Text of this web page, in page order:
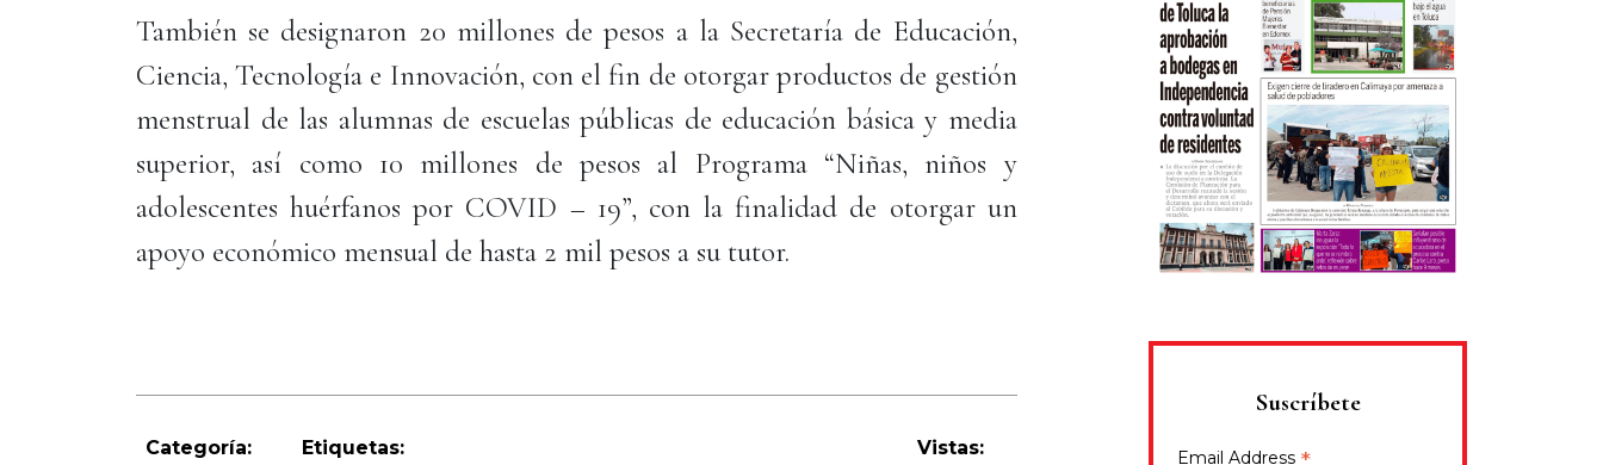
También se designaron 20 millones de pesos a la Secretaría de Educación,
Ciencia, Tecnología e Innovación, con el fin de otorgar productos de gestión
menstrual de las alumnas de escuelas públicas de educación básica y media
superior, así como 10 millones de pesos al Programa “Niñas, niños y
adolescentes huérfanos por COVID – 19”, con la finalidad de otorgar un
apoyo económico mensual de hasta 2 mil pesos a su tutor.
Categoría:
Etiquetas: Vistas:
Suscríbete
Email Address